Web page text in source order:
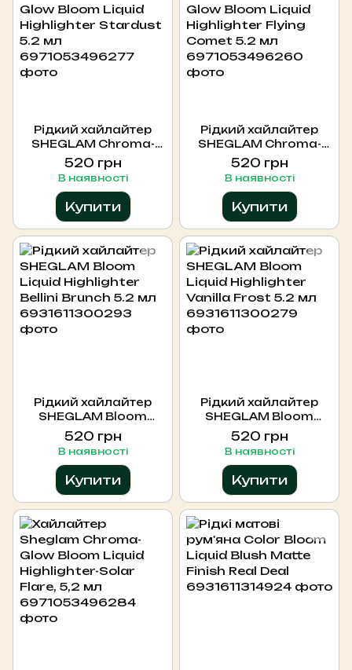
Рідкий хайлайтер
SHEGLAM Chroma-
Glow Bloom Liquid
Highlighter Stardust
520 грн
В наявності
Купити
Рідкий хайлайтер
SHEGLAM Chroma-
Glow Bloom Liquid
Highlighter Flying
520 грн
В наявності
Купити
Рідкий хайлайтер
SHEGLAM Bloom
Liquid Highlighter
Bellini Brunch 5.2 мл
520 грн
В наявності
Купити
Рідкий хайлайтер
SHEGLAM Bloom
Liquid Highlighter
Vanilla Frost 5.2 мл
520 грн
В наявності
Купити